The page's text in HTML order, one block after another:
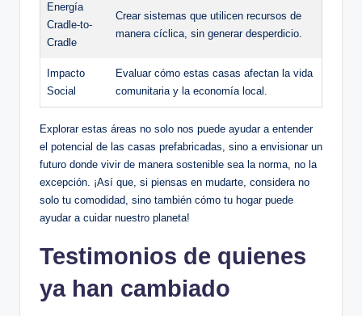
Energía
Cradle-to-
Cradle
Crear sistemas que utilicen recursos de
manera cíclica, sin generar desperdicio.
Impacto
Social
Evaluar cómo estas casas afectan la vida
comunitaria y la economía local.
Explorar estas áreas no solo nos puede ayudar a entender
el potencial de las casas prefabricadas, sino a envisionar un
futuro donde vivir de manera sostenible sea la norma, no la
excepción. ¡Así que, si piensas en mudarte, considera no
solo tu comodidad, sino también cómo tu hogar puede
ayudar a cuidar nuestro planeta!
Testimonios de quienes
ya han cambiado